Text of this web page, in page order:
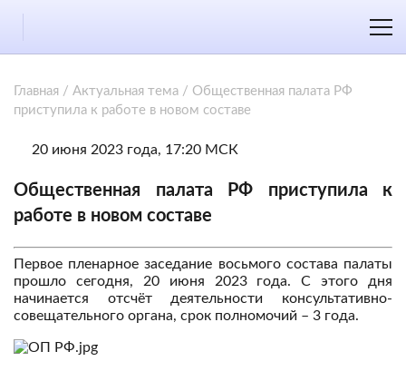
Главная / Актуальная тема / Общественная палата РФ
приступила к работе в новом составе
20 июня 2023 года, 17:20 МСК
Общественная палата РФ приступила к
работе в новом составе
Первое пленарное заседание восьмого состава палаты
прошло сегодня, 20 июня 2023 года. С этого дня
начинается отсчёт деятельности консультативно-
совещательного органа, срок полномочий – 3 года.